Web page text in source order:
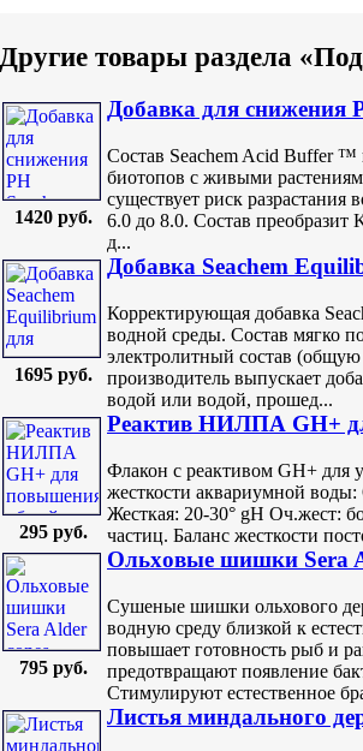
Другие товары раздела
1420 руб.
Добавка для снижения
Состав Seachem Acid Buffer ™
биотопов с живыми
существует риск разрастания
6.0 до 8.0. Состав преобразит
д...
1695 руб.
Добавка Seachem
Корректирующая добавка
водной среды. Состав мягко
электролитный состав (общую
производитель выпускает
водой или водой, прошед...
295 руб.
Реактив НИЛПА GH+
Флакон с реактивом GH+ для
жесткости аквариумной
Жесткая: 20-30° gH Оч.жест:
частиц. Баланс жесткости
795 руб.
Ольxовые шишки Sera
Сушеные шишки ольхового
водную среду близкой к
повышает готовность рыб и
предотвращают появление
Стимулируют естественное
Листья миндального